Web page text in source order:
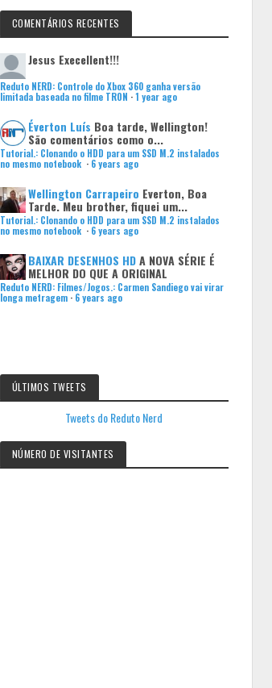
COMENTÁRIOS RECENTES
Jesus Execellent!!!
Reduto NERD: Controle do Xbox 360 ganha versão
limitada baseada no filme TRON ·1 year ago
Éverton Luís Boa tarde, Wellington!
São comentários como o...
Tutorial.: Clonando o HDD para um SSD M.2 instalados
no mesmo notebook · 6 years ago
Wellington Carrapeiro Everton, Boa
Tarde. Meu brother, fiquei um...
Tutorial.: Clonando o HDD para um SSD M.2 instalados
no mesmo notebook · 6 years ago
BAIXAR DESENHOS HD A NOVA SÉRIE É
MELHOR DO QUE A ORIGINAL
Reduto NERD: Filmes/Jogos.: Carmen Sandiego vai virar
longa metragem· 6 years ago
ÚLTIMOS TWEETS
Tweets do Reduto Nerd
NÚMERO DE VISITANTES